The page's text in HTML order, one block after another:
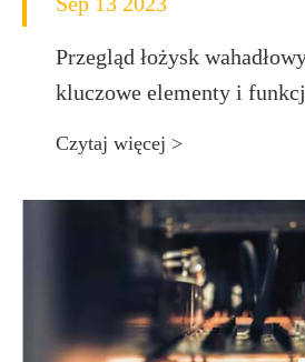
Przegląd łożysk
kluczowe elementy i
Czytaj więcej >